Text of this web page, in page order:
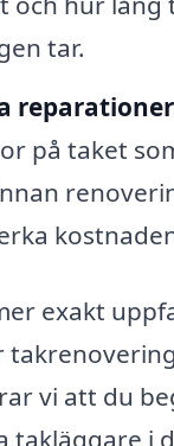
tar.
på taket
exakt
vi att du
takläggare i